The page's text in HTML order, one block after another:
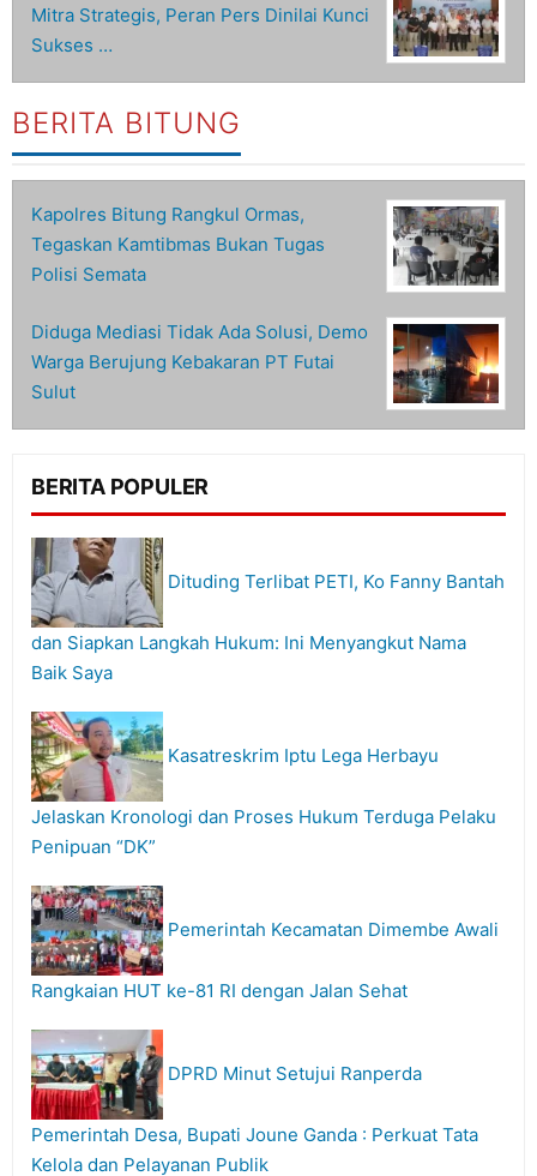
Mitra Strategis, Peran Pers Dinilai Kunci
Sukses …
BERITA BITUNG
Kapolres Bitung Rangkul Ormas,
Tegaskan Kamtibmas Bukan Tugas
Polisi Semata
Diduga Mediasi Tidak Ada Solusi, Demo
Warga Berujung Kebakaran PT Futai
Sulut
BERITA POPULER
Dituding Terlibat PETI, Ko Fanny Bantah
dan Siapkan Langkah Hukum: Ini Menyangkut Nama
Baik Saya
Kasatreskrim Iptu Lega Herbayu
Jelaskan Kronologi dan Proses Hukum Terduga Pelaku
Penipuan “DK”
Pemerintah Kecamatan Dimembe Awali
Rangkaian HUT ke-81 RI dengan Jalan Sehat
DPRD Minut Setujui Ranperda
Pemerintah Desa, Bupati Joune Ganda : Perkuat Tata
Kelola dan Pelayanan Publik